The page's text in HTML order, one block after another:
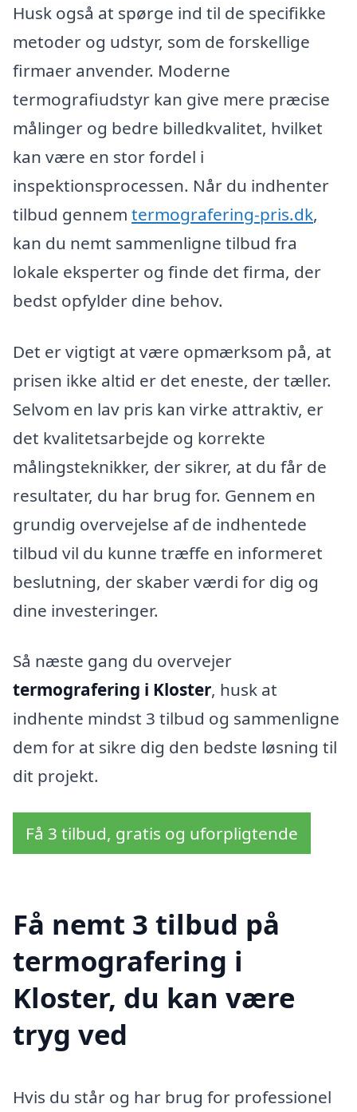
Husk også at spørge ind til de specifikke
metoder og udstyr, som de forskellige
firmaer anvender. Moderne
termografiudstyr kan give mere præcise
målinger og bedre billedkvalitet, hvilket
kan være en stor fordel i
inspektionsprocessen. Når du indhenter
tilbud gennem termografering-pris.dk,
kan du nemt sammenligne tilbud fra
lokale eksperter og finde det firma, der
bedst opfylder dine behov.
Det er vigtigt at være opmærksom på, at
prisen ikke altid er det eneste, der tæller.
Selvom en lav pris kan virke attraktiv, er
det kvalitetsarbejde og korrekte
målingsteknikker, der sikrer, at du får de
resultater, du har brug for. Gennem en
grundig overvejelse af de indhentede
tilbud vil du kunne træffe en informeret
beslutning, der skaber værdi for dig og
dine investeringer.
Så næste gang du overvejer
termografering i Kloster, husk at
indhente mindst 3 tilbud og sammenligne
dem for at sikre dig den bedste løsning til
dit projekt.
Få 3 tilbud, gratis og uforpligtende
Få nemt 3 tilbud på
termografering i
Kloster, du kan være
tryg ved
Hvis du står og har brug for professionel